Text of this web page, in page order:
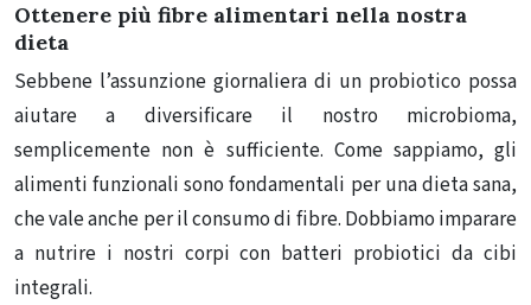
Ottenere più fibre alimentari nella nostra
dieta
Sebbene l’assunzione giornaliera di un probiotico possa
aiutare a diversificare il nostro microbioma,
semplicemente non è sufficiente. Come sappiamo, gli
alimenti funzionali sono fondamentali per una dieta sana,
che vale anche per il consumo di fibre. Dobbiamo imparare
a nutrire i nostri corpi con batteri probiotici da cibi
integrali.